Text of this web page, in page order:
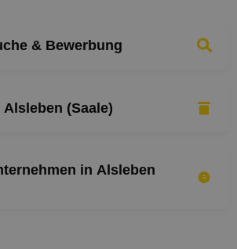
& Bewerbung
(Saale)
in Alsleben